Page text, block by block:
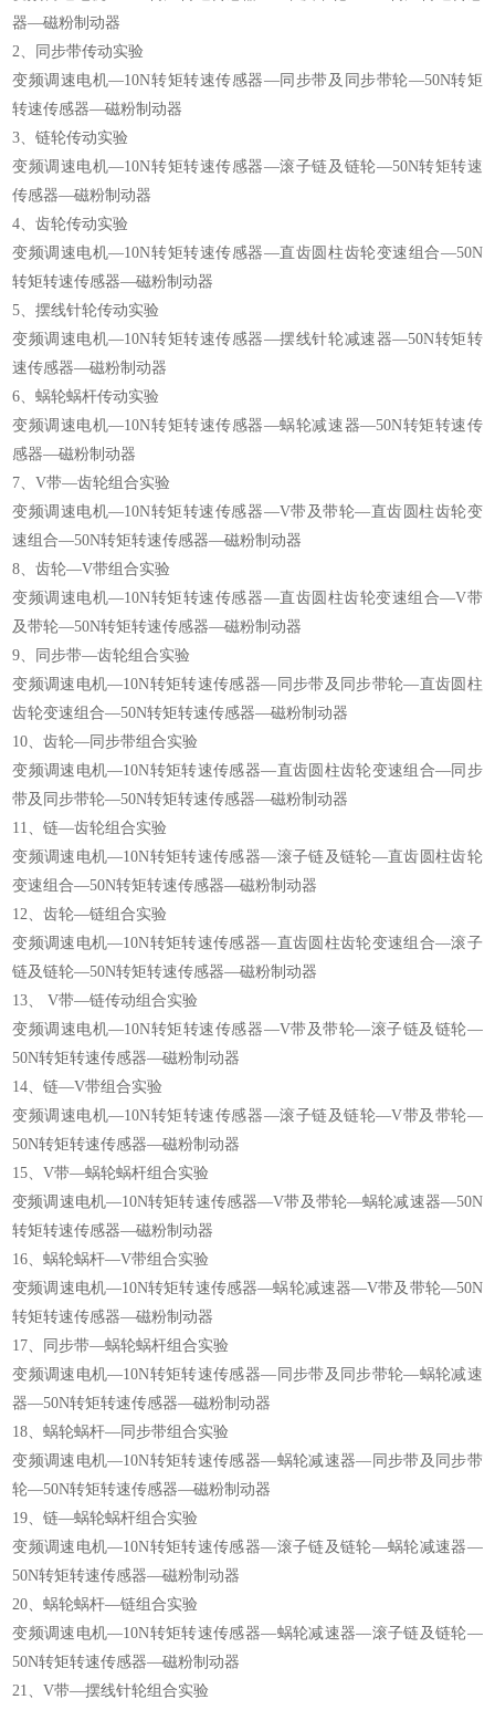
器—磁粉制动器
2、同步带传动实验
变频调速电机—10N转矩转速传感器—同步带及同步带轮—50N转矩
转速传感器—磁粉制动器
3、链轮传动实验
变频调速电机—10N转矩转速传感器—滚子链及链轮—50N转矩转速
传感器—磁粉制动器
4、齿轮传动实验
变频调速电机—10N转矩转速传感器—直齿圆柱齿轮变速组合—50N
转矩转速传感器—磁粉制动器
5、摆线针轮传动实验
变频调速电机—10N转矩转速传感器—摆线针轮减速器—50N转矩转
速传感器—磁粉制动器
6、蜗轮蜗杆传动实验
变频调速电机—10N转矩转速传感器—蜗轮减速器—50N转矩转速传
感器—磁粉制动器
7、V带—齿轮组合实验
变频调速电机—10N转矩转速传感器—V带及带轮—直齿圆柱齿轮变
速组合—50N转矩转速传感器—磁粉制动器
8、齿轮—V带组合实验
变频调速电机—10N转矩转速传感器—直齿圆柱齿轮变速组合—V带
及带轮—50N转矩转速传感器—磁粉制动器
9、同步带—齿轮组合实验
变频调速电机—10N转矩转速传感器—同步带及同步带轮—直齿圆柱
齿轮变速组合—50N转矩转速传感器—磁粉制动器
10、齿轮—同步带组合实验
变频调速电机—10N转矩转速传感器—直齿圆柱齿轮变速组合—同步
带及同步带轮—50N转矩转速传感器—磁粉制动器
11、链—齿轮组合实验
变频调速电机—10N转矩转速传感器—滚子链及链轮—直齿圆柱齿轮
变速组合—50N转矩转速传感器—磁粉制动器
12、齿轮—链组合实验
变频调速电机—10N转矩转速传感器—直齿圆柱齿轮变速组合—滚子
链及链轮—50N转矩转速传感器—磁粉制动器
13、 V带—链传动组合实验
变频调速电机—10N转矩转速传感器—V带及带轮—滚子链及链轮—
50N转矩转速传感器—磁粉制动器
14、链—V带组合实验
变频调速电机—10N转矩转速传感器—滚子链及链轮—V带及带轮—
50N转矩转速传感器—磁粉制动器
15、V带—蜗轮蜗杆组合实验
变频调速电机—10N转矩转速传感器—V带及带轮—蜗轮减速器—50N
转矩转速传感器—磁粉制动器
16、蜗轮蜗杆—V带组合实验
变频调速电机—10N转矩转速传感器—蜗轮减速器—V带及带轮—50N
转矩转速传感器—磁粉制动器
17、同步带—蜗轮蜗杆组合实验
变频调速电机—10N转矩转速传感器—同步带及同步带轮—蜗轮减速
器—50N转矩转速传感器—磁粉制动器
18、蜗轮蜗杆—同步带组合实验
变频调速电机—10N转矩转速传感器—蜗轮减速器—同步带及同步带
轮—50N转矩转速传感器—磁粉制动器
19、链—蜗轮蜗杆组合实验
变频调速电机—10N转矩转速传感器—滚子链及链轮—蜗轮减速器—
50N转矩转速传感器—磁粉制动器
20、蜗轮蜗杆—链组合实验
变频调速电机—10N转矩转速传感器—蜗轮减速器—滚子链及链轮—
50N转矩转速传感器—磁粉制动器
21、V带—摆线针轮组合实验